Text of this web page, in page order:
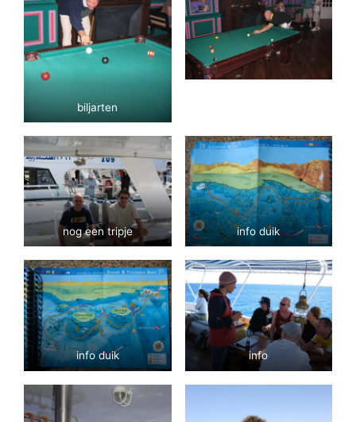
biljarten
nog een tripje info duik
info duik info